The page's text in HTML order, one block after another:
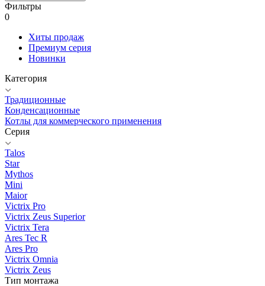
Фильтры
0
Хиты продаж
Премиум серия
Новинки
Категория
Традиционные
Конденсационные
Котлы для коммерческого применения
Серия
Talos
Star
Mythos
Mini
Maior
Victrix Pro
Victrix Zeus Superior
Victrix Tera
Ares Tec R
Ares Pro
Victrix Omnia
Victrix Zeus
Тип монтажа